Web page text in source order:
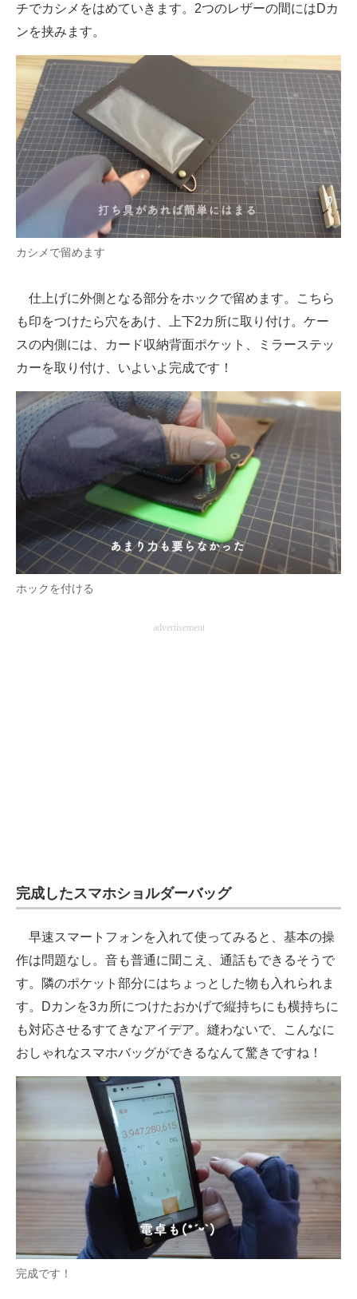
チでカシメをはめていきます。2つのレザーの間にはDカ
ンを挟みます。
カシメで留めます
仕上げに外側となる部分をホックで留めます。こちら
も印をつけたら穴をあけ、上下2カ所に取り付け。ケー
スの内側には、カード収納背面ポケット、ミラーステッ
カーを取り付け、いよいよ完成です！
ホックを付ける
advertisement
完成したスマホショルダーバッグ
早速スマートフォンを入れて使ってみると、基本の操
作は問題なし。音も普通に聞こえ、通話もできるそうで
す。隣のポケット部分にはちょっとした物も入れられま
す。Dカンを3カ所につけたおかげで縦持ちにも横持ちに
も対応させるすてきなアイデア。縫わないで、こんなに
おしゃれなスマホバッグができるなんて驚きですね！
完成です！